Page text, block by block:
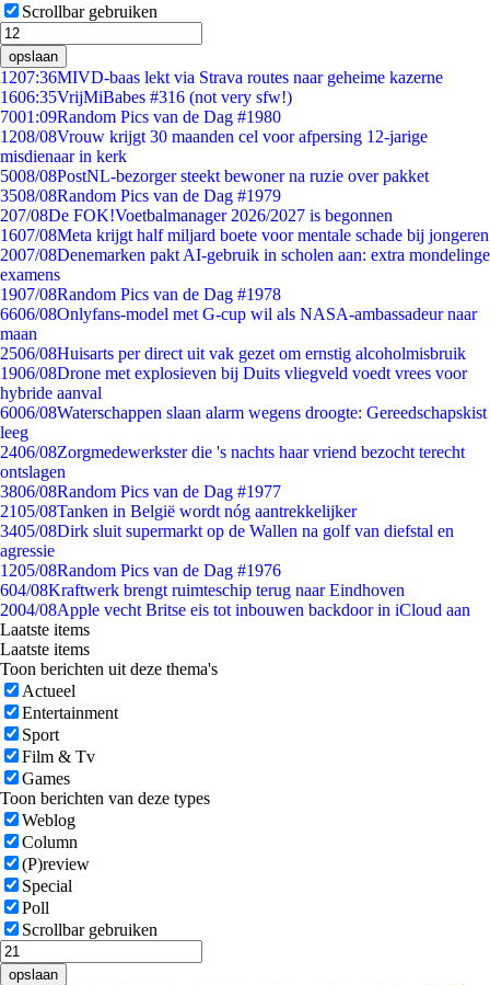
Scrollbar gebruiken
opslaan
1207:36MIVD-baas lekt via Strava routes naar geheime kazerne
1606:35VrijMiBabes #316 (not very sfw!)
7001:09Random Pics van de Dag #1980
1208/08Vrouw krijgt 30 maanden cel voor afpersing 12-jarige
misdienaar in kerk
5008/08PostNL-bezorger steekt bewoner na ruzie over pakket
3508/08Random Pics van de Dag #1979
207/08De FOK!Voetbalmanager 2026/2027 is begonnen
1607/08Meta krijgt half miljard boete voor mentale schade bij jongeren
2007/08Denemarken pakt AI-gebruik in scholen aan: extra mondelinge
examens
1907/08Random Pics van de Dag #1978
6606/08Onlyfans-model met G-cup wil als NASA-ambassadeur naar
maan
2506/08Huisarts per direct uit vak gezet om ernstig alcoholmisbruik
1906/08Drone met explosieven bij Duits vliegveld voedt vrees voor
hybride aanval
6006/08Waterschappen slaan alarm wegens droogte: Gereedschapskist
leeg
2406/08Zorgmedewerkster die 's nachts haar vriend bezocht terecht
ontslagen
3806/08Random Pics van de Dag #1977
2105/08Tanken in België wordt nóg aantrekkelijker
3405/08Dirk sluit supermarkt op de Wallen na golf van diefstal en
agressie
1205/08Random Pics van de Dag #1976
604/08Kraftwerk brengt ruimteschip terug naar Eindhoven
2004/08Apple vecht Britse eis tot inbouwen backdoor in iCloud aan
Laatste items
Laatste items
Toon berichten uit deze thema's
Actueel
Entertainment
Sport
Film & Tv
Games
Toon berichten van deze types
Weblog
Column
(P)review
Special
Poll
Scrollbar gebruiken
opslaan